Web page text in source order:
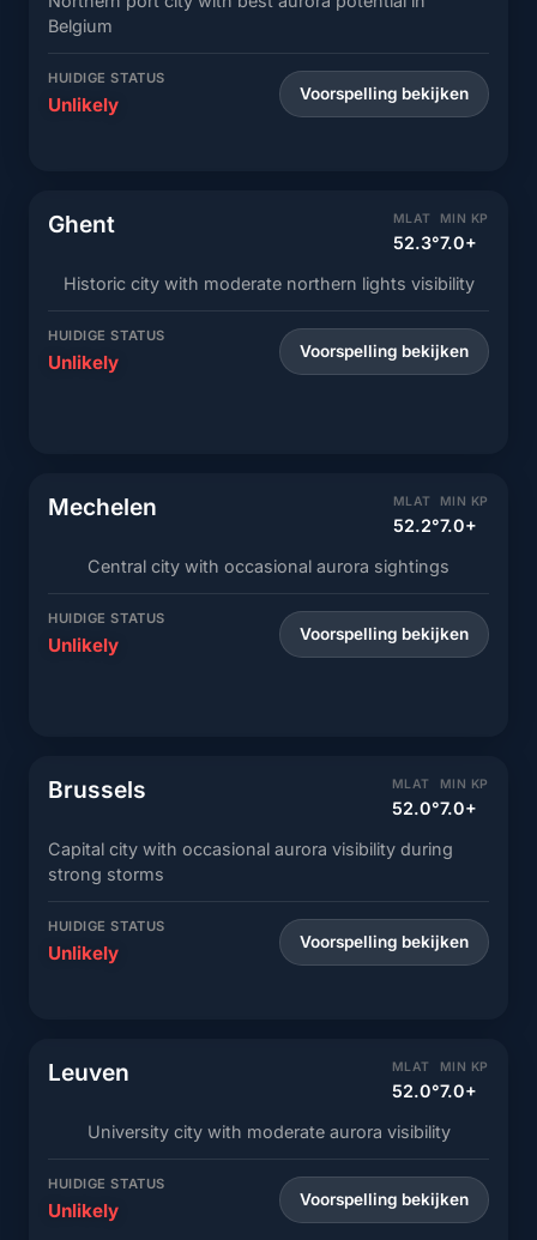
Belgium
HUIDIGE STATUS
Unlikely Voorspelling bekijken
Ghent MLAT
52.3°
MIN KP
7.0+
Historic city with moderate northern lights visibility
HUIDIGE STATUS
Unlikely Voorspelling bekijken
Mechelen MLAT
52.2°
MIN KP
7.0+
Central city with occasional aurora sightings
HUIDIGE STATUS
Unlikely Voorspelling bekijken
Brussels MLAT
52.0°
MIN KP
7.0+
Capital city with occasional aurora visibility during
strong storms
HUIDIGE STATUS
Unlikely Voorspelling bekijken
Leuven MLAT
52.0°
MIN KP
7.0+
University city with moderate aurora visibility
HUIDIGE STATUS
Unlikely Voorspelling bekijken